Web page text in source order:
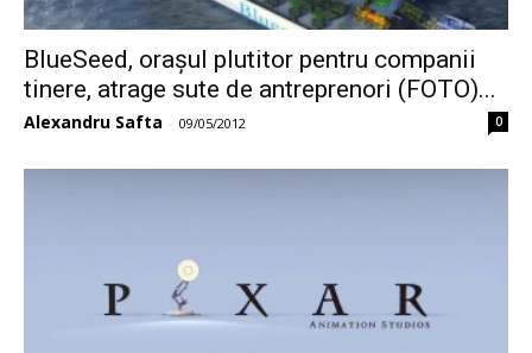
BlueSeed, orașul plutitor pentru companii
tinere, atrage sute de antreprenori (FOTO)...
Alexandru Safta - 09/05/2012 0